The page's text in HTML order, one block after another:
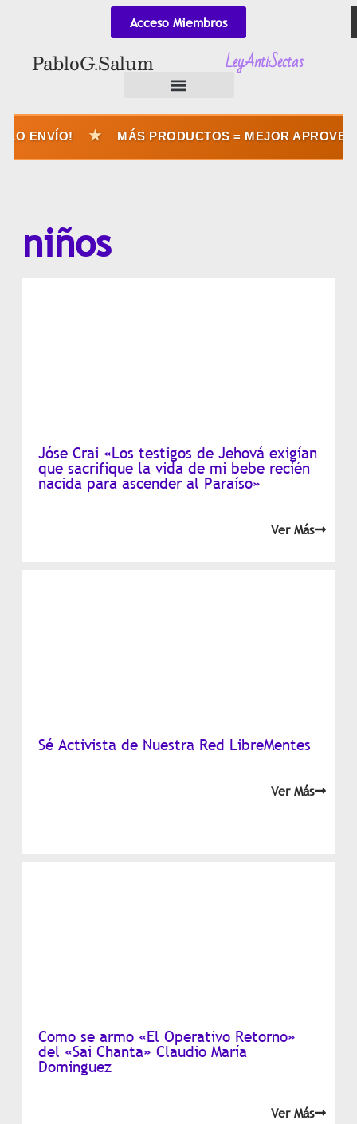
Acceso Miembros
Pablo G. Salum LeyAntiSectas
ENVÍO! ★ MÁS PRODUCTOS = MEJOR
niños
Jóse Crai «Los testigos de Jehová exigían
que sacrifique la vida de mi bebe recién
nacida para ascender al Paraíso»
Ver Más
Sé Activista de Nuestra Red LibreMentes
Ver Más
Como se armo «El Operativo Retorno»
del «Sai Chanta» Claudio María
Dominguez
Ver Más